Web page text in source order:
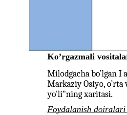
Ko’rgazmali
Milodgacha bo’lgan I
Markaziy Osiyo,
yo’li"ning xaritasi.
Foydalanish doiralari